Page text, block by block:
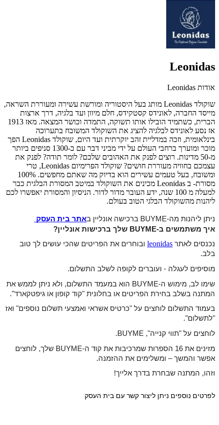
Leonidas
אודות Leonidas
שוקולד Leonidas מותג בעל היסטוריה ומורשת עשירה ומעוררת השראה,
מייסד החברה, לאונידס קסטקידס, חלם מיוון ועד בלגיה, דרך ארצות
הברית, כשתמיד הובילו אותו תשוקה, התמדה וכושר המצאה. מאז 1913
אז נסע לאונידס לבלגיה להציג את השוקולד המשובח בתערוכה
בינלאומית, וזכה במדליית זהב יוקרתית ועד היום, שוקולד Leonidas הפך
מוכר ומוערך ברחבי העולם על ידי מביני דבר עם כ-1300 סניפים ביותר
מ-50 מדינות. רוצים לפנק את האהובים שלכם? לומר תודה? לפנק את
עצמכם בחוויה מעוררת חושים? שוקולד הפרימיום Leonidas, טרי
ומשובח, בעל טעמים עשירים הוא בדיוק מה שאתם מחפשים. 100%
מסורת- ב Leonidas מכינים את השוקולד במיטב המסורת הבלגית כבר
למעלה מ 100 שנה, ידע העובר מדור לדור. הניסיון והמסורת יאפשרו לכם
ליהנות מהשוקולד הבלגי הטוב בעולם.
ניתן ליהנות מה-BUYME ברכישה אונליין ב
אתר בית העסק
איך משתמשים ב-BUYME שלך ברכישות אונליין?
נכנסים לאתר leonidas
בלב.
מוסיפים לעגלה - ועוברים לקופה לשלב התשלום.
המתנה בשלב בחירת הפריטים או בחלונית "קוד קופון או גיפטקארד".
"לתשלום".
לוחצים על "תווי קנייה", BUYME.
אפשר והמשך – ומשלימים את ההזמנה.
וזהו, המתנה שבחרת בדרך אלייך!
לפרטים נוספים ניתן ליצור קשר עם בית העסק